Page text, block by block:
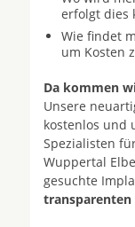
erfolgt dies
Wie findet
um Kosten
Da kommen
Unsere
kostenlos und
Spezialisten
Wuppertal
gesuchte